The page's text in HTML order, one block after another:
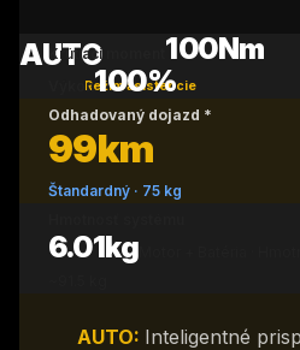
AUTO
Režim asistencie
Krútiaci moment 100Nm
Výkon100%
Odhadovaný dojazd *
99km
Štandardný · 75 kg
6.01kg
AUTO: Inteligentné